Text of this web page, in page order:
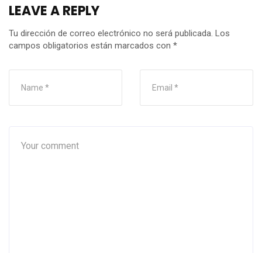
LEAVE A REPLY
Tu dirección de correo electrónico no será publicada. Los
campos obligatorios están marcados con *